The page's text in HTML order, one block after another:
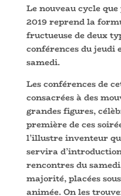
Le nouveau cycle
2019 reprend la
fructueuse de deux
conférences du jeudi
samedi.
Les conférences de
consacrées à des
grandes figures,
première de ces
l’illustre inventeur
servira
rencontres du
majorité, placées
animée. On les